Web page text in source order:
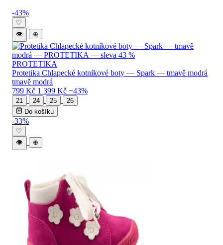
Levné PROTETIKA dětské boty —
-43%
♡
👁
⊕
PROTETIKA
Protetika Chlapecké kotníkové boty — Spark — tmavě modrá
tmavě modrá
799 Kč 1 399 Kč −43%
21 24 25
26
Do košíku
-33%
♡
👁
⊕